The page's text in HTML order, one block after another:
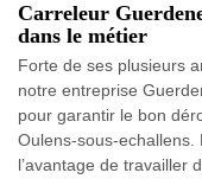
Carreleur
dans le métier
Forte de ses plusieurs
notre entreprise
pour garantir le bon
Oulens-sous-
l’avantage de travailler